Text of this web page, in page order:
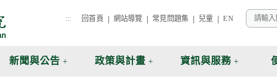
::: 回首頁 網站導覽 常見問題集 兒童 EN
新聞與公告 政策與計畫 資訊與服務